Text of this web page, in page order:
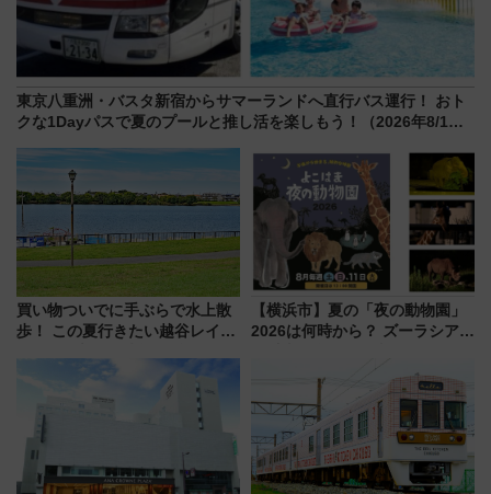
東京八重洲・バスタ新宿からサマーランドへ直行バス運行！ おト
クな1Dayパスで夏のプールと推し活を楽しもう！（2026年8/1～
買い物ついでに手ぶらで水上散
歩！ この夏行きたい越谷レイク
ア「LAKESIDE PARK」（埼玉
【横浜市】夏の「夜の動物園」
2026は何時から？ ズーラシア・
見どころ、限定イベントを徹底